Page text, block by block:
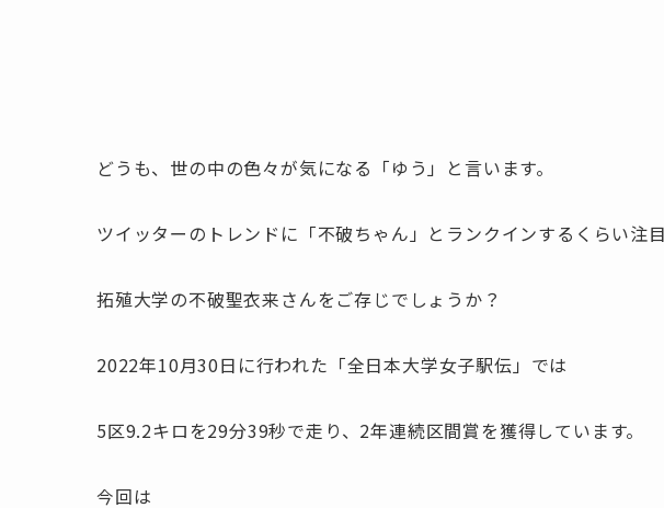
どうも、世の中の色々が気になる「ゆう」と言います。
ツイッターのトレンドに「不破ちゃん」とランクインするくらい注
拓殖大学の不破聖衣来さんをご存じでしょうか？
2022年10月30日に行われた「全日本大学女子駅伝」では
5区9.2キロを29分39秒で走り、2年連続区間賞を獲得しています。
今回は